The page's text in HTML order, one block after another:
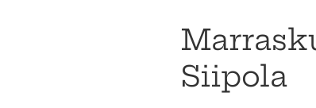
Siipola